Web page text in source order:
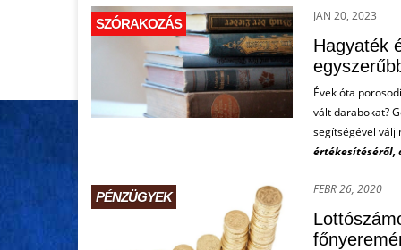
SZÓRAKOZÁS
JAN 20, 2023
Hagyaték
Évek óta
vált darabokat?
segítségével válj
értékesítéséről,
PÉNZÜGYEK
FEBR 26, 2020